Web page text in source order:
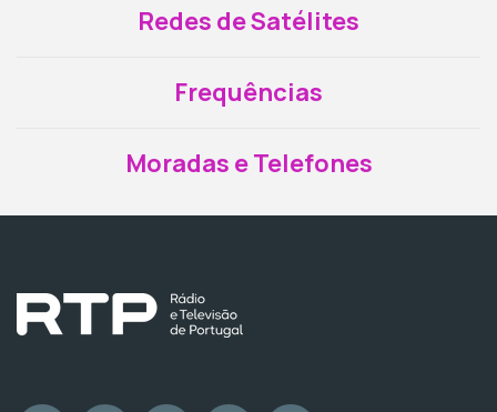
Redes de Satélites
Frequências
Moradas e Telefones